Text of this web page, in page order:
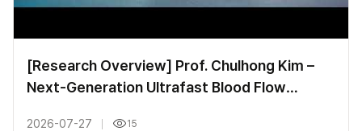
[Research Overview] Prof. Chulhong Kim –
Next-Generation Ultrafast Blood Flow
2026-07-27 15